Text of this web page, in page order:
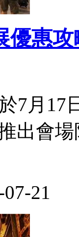
優惠
7月17
出會
21